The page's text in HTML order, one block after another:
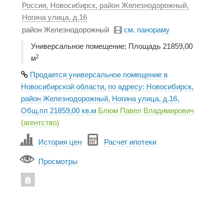
Россия, Новосибирск, район Железнодорожный,
Ногина улица, д.16
район Железнодорожный
см. панораму
Универсальное помещение; Площадь 21859,00
м2
Продается универсальное помещение в
Новосибирской области, по адресу: Новосибирск,
район Железнодорожный, Ногина улица, д.16,
Общ.пл 21859,00 кв.м Блюм Павел Владимирович
(агентство)
История цен Расчет ипотеки
Просмотры